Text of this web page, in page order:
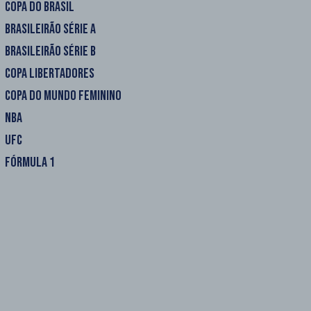
COPA DO BRASIL
BRASILEIRÃO SÉRIE A
BRASILEIRÃO SÉRIE B
COPA LIBERTADORES
COPA DO MUNDO FEMININO
NBA
UFC
FÓRMULA 1